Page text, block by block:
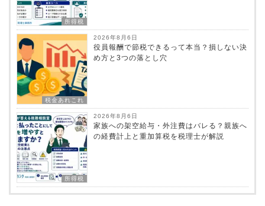
所得税
税金あれこれ
2026年8月6日
役員報酬で節税できるって本当？損しない決
め方と3つの落とし穴
所得税
2026年8月6日
家族への架空給与・外注費はバレる？親族へ
の経費計上と重加算税を税理士が解説